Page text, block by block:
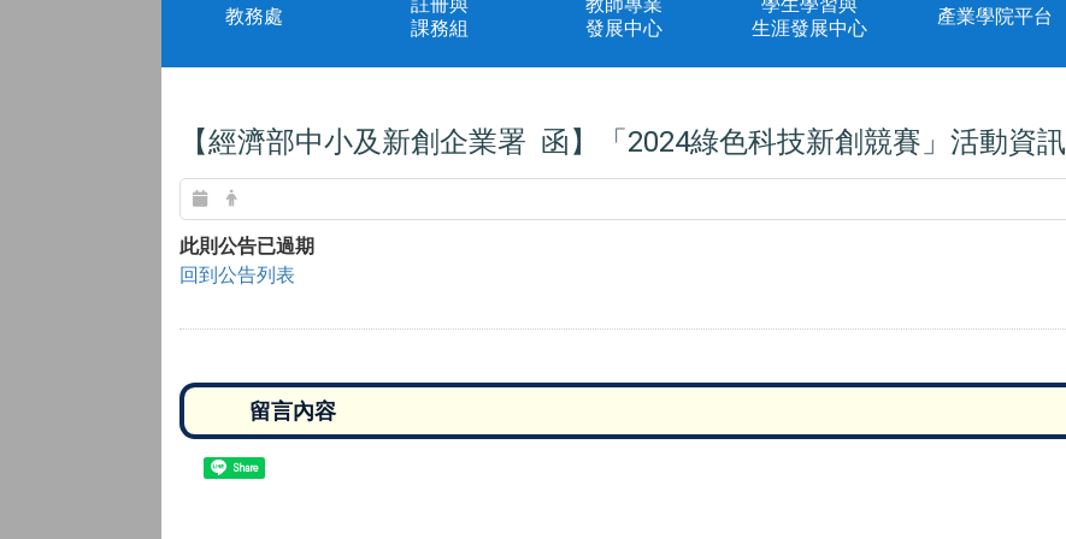
教務處
課務組
發展中心
生涯發展中心
產業學院平台
【經濟部中小及新創企業署 函】「2024綠色科技新創競賽」活動資訊
此則公告已過期
回到公告列表
Share